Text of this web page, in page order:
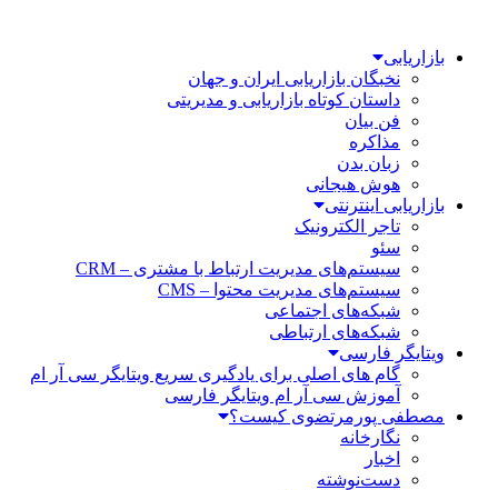
بازاریابی
نخبگان بازاریابی ایران و جهان
داستان کوتاه بازاریابی و مدیریتی
فن بیان
مذاکره
زبان بدن
هوش هیجانی
بازاریابی اینترنتی
تاجر الکترونیک
سئو
سیستم‌های مدیریت ارتباط با مشتری – CRM
سیستم‌های مدیریت محتوا – CMS
شبکه‌های اجتماعی
شبکه‌های ارتباطی
ویتایگر فارسی
گام های اصلی برای یادگیری سریع ویتایگر سی آر ام
آموزش سی آر ام ویتایگر فارسی
مصطفی پورمرتضوی کیست؟
نگارخانه
اخبار
دست‌نوشته